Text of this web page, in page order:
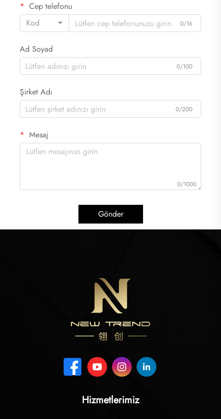
Cep telefonu
Kod
0/16
Ad Soyad
0/100
Şirket Adı
0/200
Mesaj
0/1000
Gönder
Hizmetlerimiz